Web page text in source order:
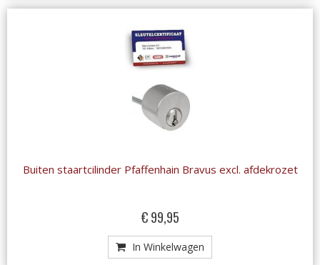
Buiten staartcilinder Pfaffenhain Bravus excl. afdekrozet
€ 99,95
In Winkelwagen